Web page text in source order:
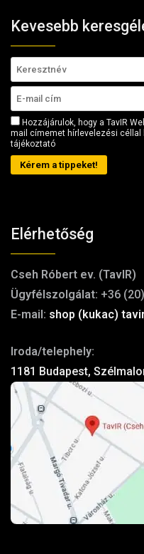
Kevesebb
Hozzájárulok, hogy a TavIR
mail címemet hírlevelezési céllal
tájékoztató
Kérem a tippeket!
Elérhetőség
Cseh Róbert ev. (TavIR)
Ügyfélszolgálat: +36
E-mail: shop (kukac)
Iroda/telephely:
1181 Budapest,